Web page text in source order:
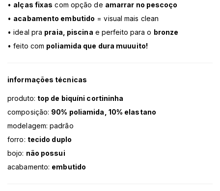
• alças fixas com opção de amarrar no pescoço
• acabamento embutido = visual mais clean
• ideal pra praia, piscina e perfeito para o bronze
• feito com poliamida que dura muuuito!
informações técnicas
produto: top de biquíni cortininha
composição: 90% poliamida, 10% elastano
modelagem: padrão
forro: tecido duplo
bojo: não possui
acabamento: embutido